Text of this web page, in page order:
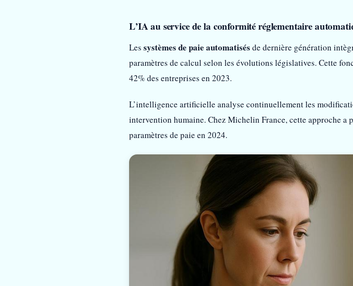
L’IA au service de la conformité réglementaire
Les systèmes de paie automatisés de dernière génération
paramètres de calcul selon les évolutions législatives. Cette
42% des entreprises en 2023.
L’intelligence artificielle analyse continuellement les
intervention humaine. Chez Michelin France, cette approche a
paramètres de paie en 2024.